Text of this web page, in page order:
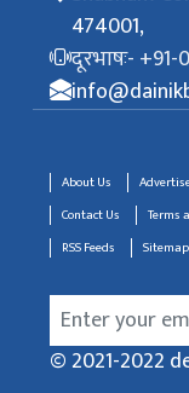
474001,
दूरभाषः-
About Us
Contact Us
Terms
RSS Feeds
Sitemap
© 2021-2022